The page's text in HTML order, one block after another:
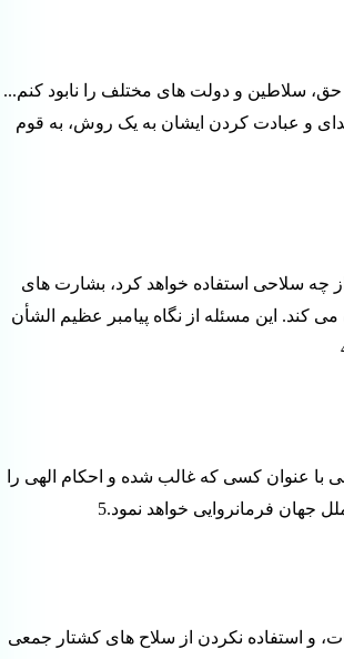
سلاطین و دولت های مختلف را نابود کنم...
و عبادت کردن ایشان به یک روش، به قوم
چه سلاحی استفاده خواهد کرد، بشارت های
کند. این مسئله از نگاه پیامبر عظیم الشأن
با عنوان کسی که غالب شده و احکام الهی را
جهان فرمانروایی خواهد نمود.5
و استفاده نکردن از سلاح های کشتار جمعی